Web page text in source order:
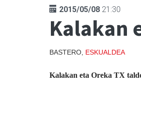
2015/05/08 21:30
Kalakan
BASTERO, ESKUALDEA
Kalakan eta Oreka TX